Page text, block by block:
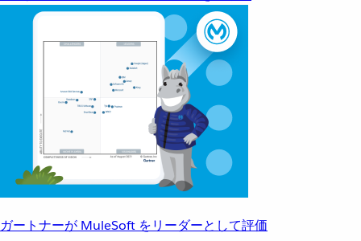
ガートナーが MuleSoft をリーダーとして評価